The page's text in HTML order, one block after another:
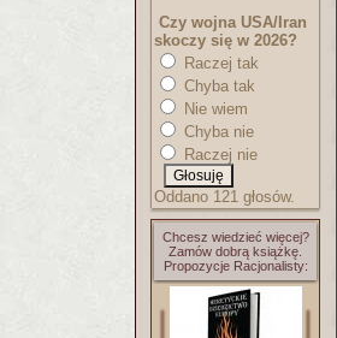
Czy wojna USA/Iran
skoczy się w 2026?
Raczej tak
Chyba tak
Nie wiem
Chyba nie
Raczej nie
Oddano 121 głosów.
Chcesz wiedzieć więcej?
Zamów dobrą książkę.
Propozycje Racjonalisty: